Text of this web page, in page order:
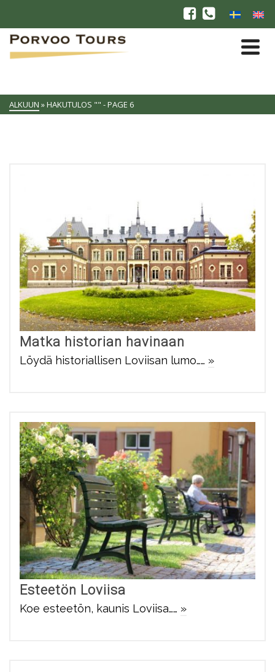
ALKUUN »HAKUTULOS "" - PAGE 6
Matka historian havinaan
Löydä historiallisen Loviisan lumo…… »
Esteetön Loviisa
Koe esteetön, kaunis Loviisa…… »